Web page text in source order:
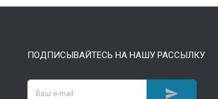
ПОДПИСЫВАЙТЕСЬ НА НАШУ РАССЫЛКУ
